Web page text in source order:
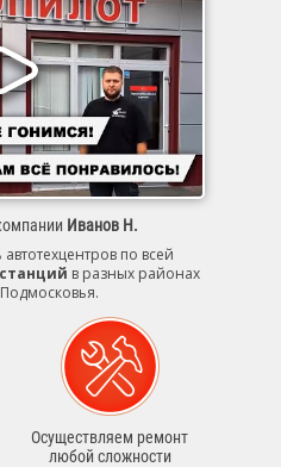
Иванов Н.
автотехцентров по всей
в разных районах
Осуществляем ремонт
любой сложности